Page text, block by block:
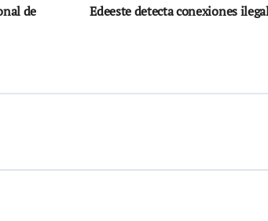
de
Edeeste detecta conexiones